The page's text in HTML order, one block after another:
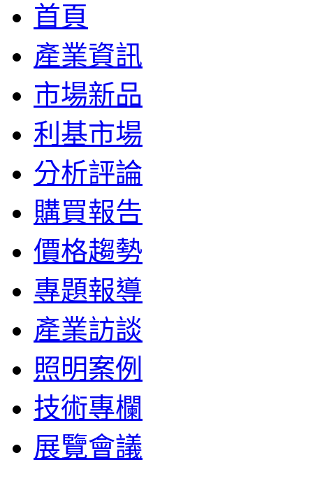
首頁
產業資訊
市場新品
利基市場
分析評論
購買報告
價格趨勢
專題報導
產業訪談
照明案例
技術專欄
展覽會議